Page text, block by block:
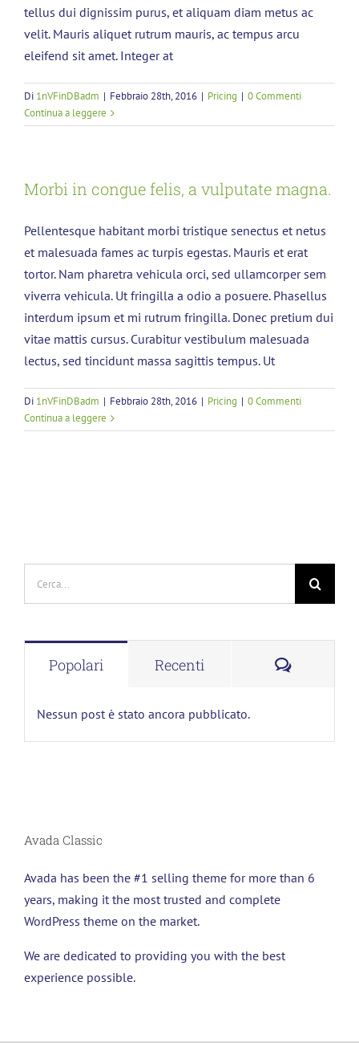
tellus dui dignissim purus, et aliquam diam metus ac
velit. Mauris aliquet rutrum mauris, ac tempus arcu
eleifend sit amet. Integer at
Di 1nVFinDBadm | Febbraio 28th, 2016 | Pricing | 0 Commenti
Continua a leggere
Morbi in congue felis, a vulputate magna.
Pellentesque habitant morbi tristique senectus et netus
et malesuada fames ac turpis egestas. Mauris et erat
tortor. Nam pharetra vehicula orci, sed ullamcorper sem
viverra vehicula. Ut fringilla a odio a posuere. Phasellus
interdum ipsum et mi rutrum fringilla. Donec pretium dui
vitae mattis cursus. Curabitur vestibulum malesuada
lectus, sed tincidunt massa sagittis tempus. Ut
Di 1nVFinDBadm | Febbraio 28th, 2016 | Pricing | 0 Commenti
Continua a leggere
Popolari Recenti
Nessun post è stato ancora pubblicato.
Avada Classic
Avada has been the #1 selling theme for more than 6
years, making it the most trusted and complete
WordPress theme on the market.
We are dedicated to providing you with the best
experience possible.